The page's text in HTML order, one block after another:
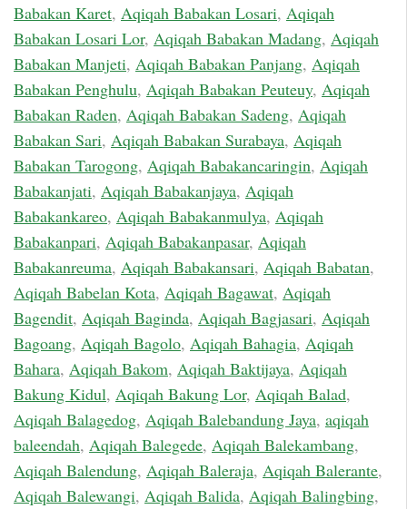
Babakan Karet, Aqiqah Babakan Losari, Aqiqah
Babakan Losari Lor, Aqiqah Babakan Madang, Aqiqah
Babakan Manjeti, Aqiqah Babakan Panjang, Aqiqah
Babakan Penghulu, Aqiqah Babakan Peuteuy, Aqiqah
Babakan Raden, Aqiqah Babakan Sadeng, Aqiqah
Babakan Sari, Aqiqah Babakan Surabaya, Aqiqah
Babakan Tarogong, Aqiqah Babakancaringin, Aqiqah
Babakanjati, Aqiqah Babakanjaya, Aqiqah
Babakankareo, Aqiqah Babakanmulya, Aqiqah
Babakanpari, Aqiqah Babakanpasar, Aqiqah
Babakanreuma, Aqiqah Babakansari, Aqiqah Babatan,
Aqiqah Babelan Kota, Aqiqah Bagawat, Aqiqah
Bagendit, Aqiqah Baginda, Aqiqah Bagjasari, Aqiqah
Bagoang, Aqiqah Bagolo, Aqiqah Bahagia, Aqiqah
Bahara, Aqiqah Bakom, Aqiqah Baktijaya, Aqiqah
Bakung Kidul, Aqiqah Bakung Lor, Aqiqah Balad,
Aqiqah Balagedog, Aqiqah Balebandung Jaya, aqiqah
baleendah, Aqiqah Balegede, Aqiqah Balekambang,
Aqiqah Balendung, Aqiqah Baleraja, Aqiqah Balerante,
Aqiqah Balewangi, Aqiqah Balida, Aqiqah Balingbing,